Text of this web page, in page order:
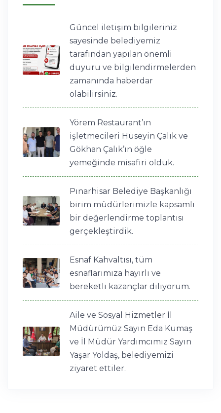
Güncel iletişim bilgileriniz
sayesinde belediyemiz
tarafından yapılan önemli
duyuru ve bilgilendirmelerden
zamanında haberdar
olabilirsiniz.
Yörem Restaurant’ın
işletmecileri Hüseyin Çalık ve
Gökhan Çalık’ın öğle
yemeğinde misafiri olduk.
Pınarhisar Belediye Başkanlığı
birim müdürlerimizle kapsamlı
bir değerlendirme toplantısı
gerçekleştirdik.
Esnaf Kahvaltısı, tüm
esnaflarımıza hayırlı ve
bereketli kazançlar diliyorum.
Aile ve Sosyal Hizmetler İl
Müdürümüz Sayın Eda Kumaş
ve İl Müdür Yardımcımız Sayın
Yaşar Yoldaş, belediyemizi
ziyaret ettiler.